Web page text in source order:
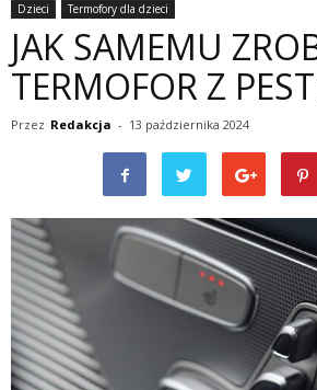
Dzieci Termofory dla dzieci
JAK SAMEMU
TERMOFOR Z
Przez Redakcja - 13 października 2024